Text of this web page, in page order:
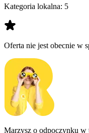
Kategoria lokalna: 5
Oferta nie jest obecnie w
Marzysz o odpoczynku w